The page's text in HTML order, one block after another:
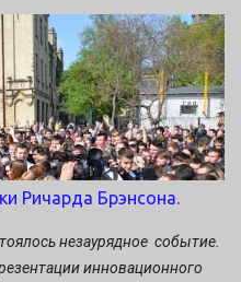
прикосновение к айпаду в
изложенные им в книге The
уже стали учебной
вас, кто не читал - прочтите
кто уже знаком с этим
еще раз. (Публикуем в
презентацию продукта —
страдаю болезнью под
у меня постоянным
Ричарда Брэнсона.
незаурядное событие.
инновационного